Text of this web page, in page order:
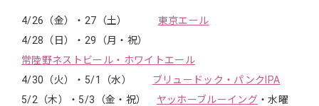
4/26（金）・27（土） 東京エール
4/28（日）・29（月・祝）
常陸野ネストビール・ホワイトエール
4/30（火）・5/1（水） ブリュードック・パンクIPA
5/2（木）・5/3（金・祝） ヤッホーブルーイング ・水曜